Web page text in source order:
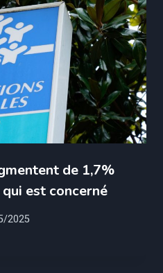
de 1,7%
est concerné
2025